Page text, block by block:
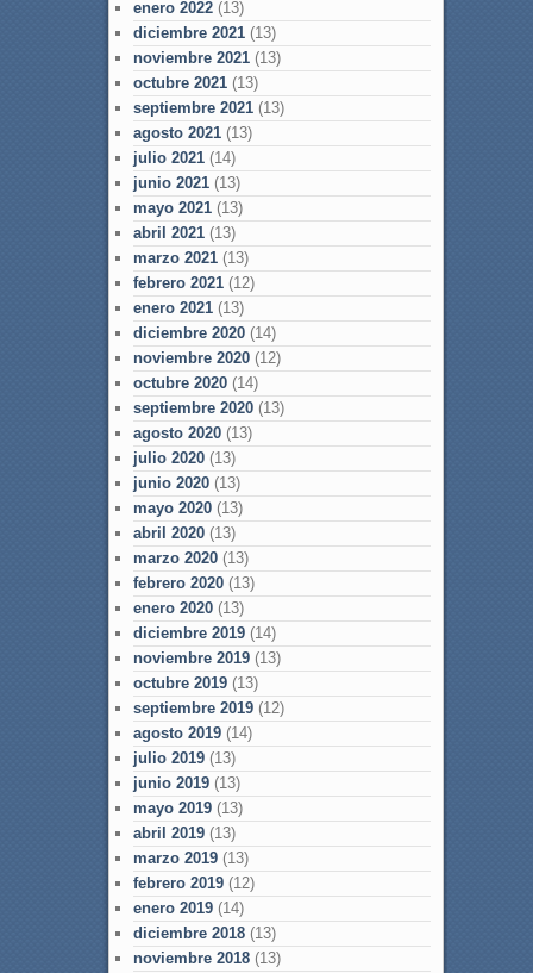
enero 2022(13)
diciembre 2021(13)
noviembre 2021(13)
octubre 2021(13)
septiembre 2021(13)
agosto 2021(13)
julio 2021(14)
junio 2021(13)
mayo 2021(13)
abril 2021(13)
marzo 2021(13)
febrero 2021(12)
enero 2021(13)
diciembre 2020(14)
noviembre 2020(12)
octubre 2020(14)
septiembre 2020(13)
agosto 2020(13)
julio 2020(13)
junio 2020(13)
mayo 2020(13)
abril 2020(13)
marzo 2020(13)
febrero 2020(13)
enero 2020(13)
diciembre 2019(14)
noviembre 2019(13)
octubre 2019(13)
septiembre 2019(12)
agosto 2019(14)
julio 2019(13)
junio 2019(13)
mayo 2019(13)
abril 2019(13)
marzo 2019(13)
febrero 2019(12)
enero 2019(14)
diciembre 2018(13)
noviembre 2018(13)